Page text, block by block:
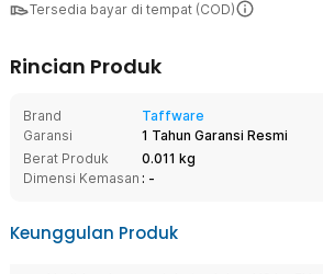
Tersedia bayar di tempat (COD)
Rincian Produk
Brand
Taffware
Garansi
1 Tahun Garansi Resmi
Berat Produk
0.011 kg
Dimensi Kemasan : -
Keunggulan Produk